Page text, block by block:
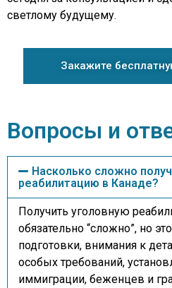
светлому будущему.
Закажите
Вопросы и
Насколько сложно
реабилитацию в Канаде?
Получить уголовную
обязательно “сложно”, но
подготовки, внимания к
особых требований,
иммиграции, беженцев и